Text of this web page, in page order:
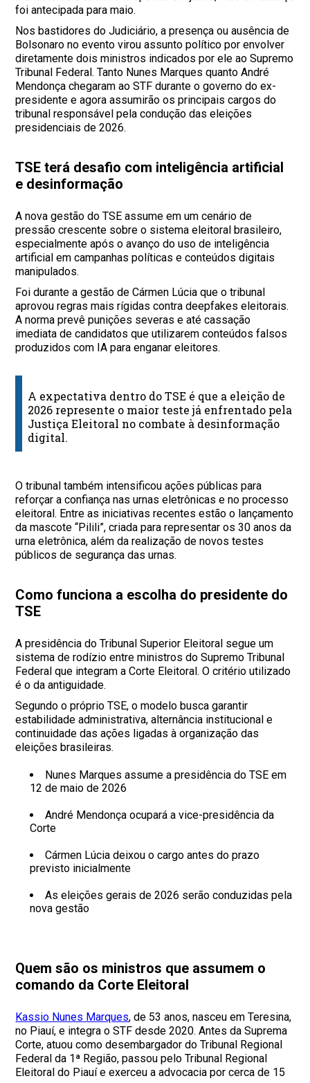
foi antecipada para maio.
Nos bastidores do Judiciário, a presença ou ausência de
Bolsonaro no evento virou assunto político por envolver
diretamente dois ministros indicados por ele ao Supremo
Tribunal Federal. Tanto Nunes Marques quanto André
Mendonça chegaram ao STF durante o governo do ex-
presidente e agora assumirão os principais cargos do
tribunal responsável pela condução das eleições
presidenciais de 2026.
TSE terá desafio com inteligência artificial
e desinformação
A nova gestão do TSE assume em um cenário de
pressão crescente sobre o sistema eleitoral brasileiro,
especialmente após o avanço do uso de inteligência
artificial em campanhas políticas e conteúdos digitais
manipulados.
Foi durante a gestão de Cármen Lúcia que o tribunal
aprovou regras mais rígidas contra deepfakes eleitorais.
A norma prevê punições severas e até cassação
imediata de candidatos que utilizarem conteúdos falsos
produzidos com IA para enganar eleitores.
A expectativa dentro do TSE é que a eleição de
2026 represente o maior teste já enfrentado pela
Justiça Eleitoral no combate à desinformação
digital.
O tribunal também intensificou ações públicas para
reforçar a confiança nas urnas eletrônicas e no processo
eleitoral. Entre as iniciativas recentes estão o lançamento
da mascote “Pilili”, criada para representar os 30 anos da
urna eletrônica, além da realização de novos testes
públicos de segurança das urnas.
Como funciona a escolha do presidente do
TSE
A presidência do Tribunal Superior Eleitoral segue um
sistema de rodízio entre ministros do Supremo Tribunal
Federal que integram a Corte Eleitoral. O critério utilizado
é o da antiguidade.
Segundo o próprio TSE, o modelo busca garantir
estabilidade administrativa, alternância institucional e
continuidade das ações ligadas à organização das
eleições brasileiras.
Nunes Marques assume a presidência do TSE em
12 de maio de 2026
André Mendonça ocupará a vice-presidência da
Corte
Cármen Lúcia deixou o cargo antes do prazo
previsto inicialmente
As eleições gerais de 2026 serão conduzidas pela
nova gestão
Quem são os ministros que assumem o
comando da Corte Eleitoral
Kassio Nunes Marques, de 53 anos, nasceu em Teresina,
no Piauí, e integra o STF desde 2020. Antes da Suprema
Corte, atuou como desembargador do Tribunal Regional
Federal da 1ª Região, passou pelo Tribunal Regional
Eleitoral do Piauí e exerceu a advocacia por cerca de 15